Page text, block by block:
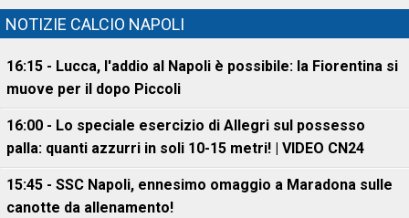
NOTIZIE CALCIO NAPOLI
16:15 - Lucca, l'addio al Napoli è possibile: la Fiorentina si
muove per il dopo Piccoli
16:00 - Lo speciale esercizio di Allegri sul possesso
palla: quanti azzurri in soli 10-15 metri! | VIDEO CN24
15:45 - SSC Napoli, ennesimo omaggio a Maradona sulle
canotte da allenamento!